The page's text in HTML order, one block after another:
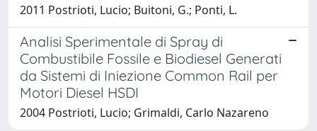
2011 Postrioti, Lucio; Buitoni, G.; Ponti, L.
Analisi Sperimentale di Spray di
Combustibile Fossile e Biodiesel Generati
da Sistemi di Iniezione Common Rail per
Motori Diesel HSDI
2004 Postrioti, Lucio; Grimaldi, Carlo Nazareno